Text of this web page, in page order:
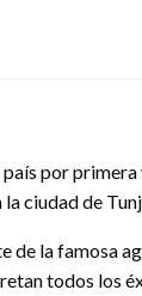
por
ciudad de
la famosa
todos